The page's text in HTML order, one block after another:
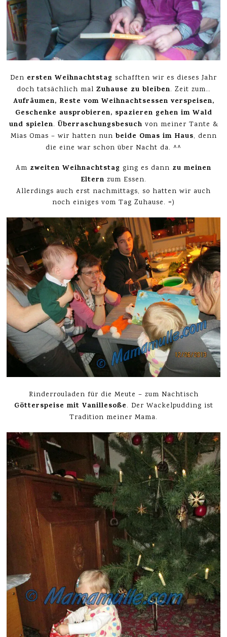
Den ersten Weihnachtstag schafften wir es dieses Jahr
doch tatsächlich mal Zuhause zu bleiben. Zeit zum…
Aufräumen, Reste vom Weihnachtsessen verspeisen,
Geschenke ausprobieren, spazieren gehen im Wald
und spielen. Überraschungsbesuch von meiner Tante &
Mias Omas – wir hatten nun beide Omas im Haus, denn
die eine war schon über Nacht da. ^^
Am zweiten Weihnachtstag ging es dann zu meinen
Eltern zum Essen.
Allerdings auch erst nachmittags, so hatten wir auch
noch einiges vom Tag Zuhause. =)
Rinderrouladen für die Meute – zum Nachtisch
Götterspeise mit Vanillesoße. Der Wackelpudding ist
Tradition meiner Mama.